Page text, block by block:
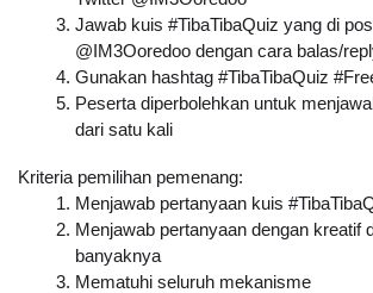
Jawab kuis #TibaTibaQuiz yang di
@IM3Ooredoo dengan cara balas/
Gunakan hashtag #TibaTibaQuiz
Peserta diperbolehkan untuk
dari satu kali
Kriteria pemilihan pemenang:
Menjawab pertanyaan kuis
Menjawab pertanyaan dengan kreatif
banyaknya
Mematuhi seluruh mekanisme